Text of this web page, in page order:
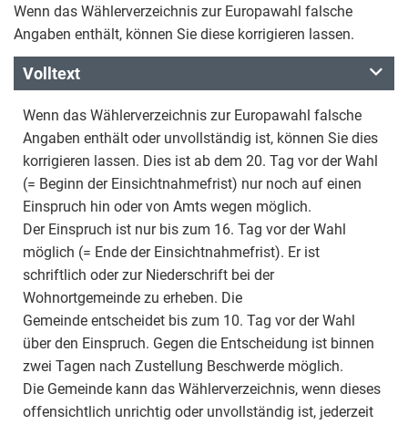
Wenn das Wählerverzeichnis zur Europawahl falsche
Angaben enthält, können Sie diese korrigieren lassen.
Volltext
Wenn das Wählerverzeichnis zur Europawahl falsche
Angaben enthält oder unvollständig ist, können Sie dies
korrigieren lassen. Dies ist ab dem 20. Tag vor der Wahl
(= Beginn der Einsichtnahmefrist) nur noch auf einen
Einspruch hin oder von Amts wegen möglich.
Der Einspruch ist nur bis zum 16. Tag vor der Wahl
möglich (= Ende der Einsichtnahmefrist). Er ist
schriftlich oder zur Niederschrift bei der
Wohnortgemeinde zu erheben. Die
Gemeinde entscheidet bis zum 10. Tag vor der Wahl
über den Einspruch. Gegen die Entscheidung ist binnen
zwei Tagen nach Zustellung Beschwerde möglich.
Die Gemeinde kann das Wählerverzeichnis, wenn dieses
offensichtlich unrichtig oder unvollständig ist, jederzeit